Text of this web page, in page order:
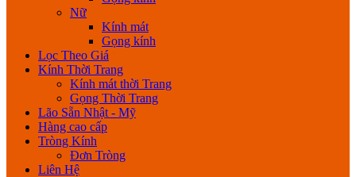
Nữ
Kính mát
Gọng kính
Lọc Theo Giá
Kính Thời Trang
Kính mát thời Trang
Gọng Thời Trang
Lão Sẵn Nhật - Mỹ
Hàng cao cấp
Tròng Kính
Đơn Tròng
Liên Hệ